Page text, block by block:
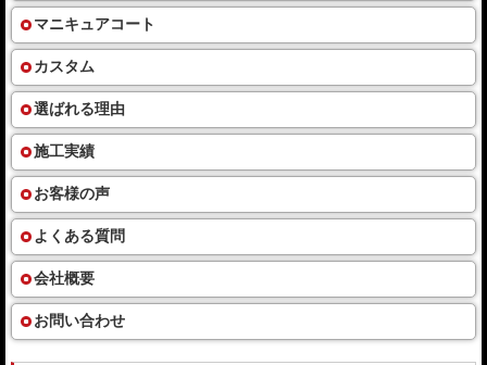
マニキュアコート
カスタム
選ばれる理由
施工実績
お客様の声
よくある質問
会社概要
お問い合わせ